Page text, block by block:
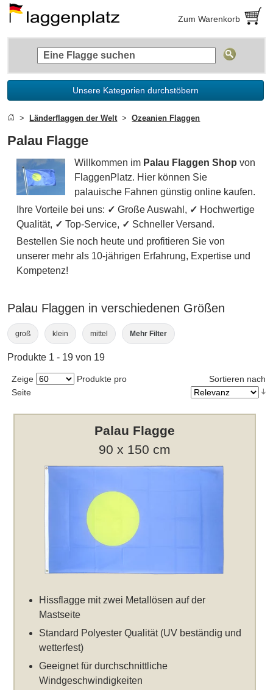
Zum Warenkorb
Unsere Kategorien durchstöbern
Länderflaggen der Welt Ozeanien Flaggen
Palau Flagge
Willkommen im Palau Flaggen Shop von
FlaggenPlatz. Hier können Sie
palauische Fahnen günstig online kaufen.
Ihre Vorteile bei uns: ✓ Große Auswahl, ✓ Hochwertige
Qualität, ✓ Top-Service, ✓ Schneller Versand.
Bestellen Sie noch heute und profitieren Sie von
unserer mehr als 10-jährigen Erfahrung, Expertise und
Kompetenz!
Palau Flaggen in verschiedenen Größen
groß klein mittel Mehr Filter
Produkte 1 - 19 von 19
Zeige
Produkte pro
Seite
Sortieren nach
Palau Flagge
90 x 150 cm
Hissflagge mit zwei Metallösen auf der
Mastseite
Standard Polyester Qualität (UV beständig und
wetterfest)
Geeignet für durchschnittliche
Windgeschwindigkeiten